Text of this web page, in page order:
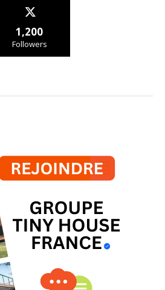
1,200
Followers